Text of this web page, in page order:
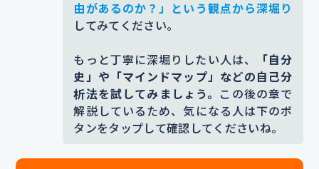
由があるのか？」という観点から深堀り
してみてください。
もっと丁寧に深堀りしたい人は、
「自分
史」や「マインドマップ」などの自己分
析法を試してみましょう。 この後の章で
解説しているため、気になる人は下のボ
タンをタップして確認してくださいね。